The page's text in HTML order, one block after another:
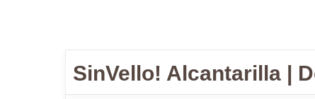
SinVello! Alcantarilla |